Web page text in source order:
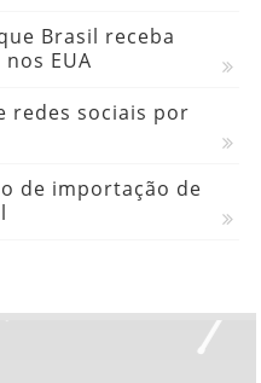
Brasil receba
EUA
redes sociais por
de importação de